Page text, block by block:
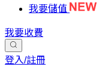
我要儲值
我要收費
登入/註冊